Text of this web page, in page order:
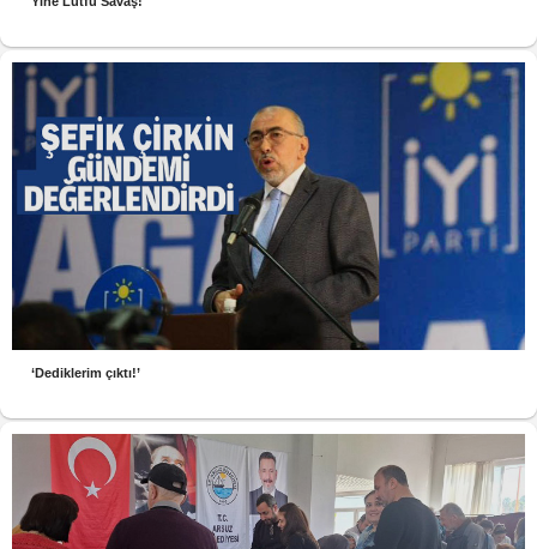
‘Dediklerim çıktı!’